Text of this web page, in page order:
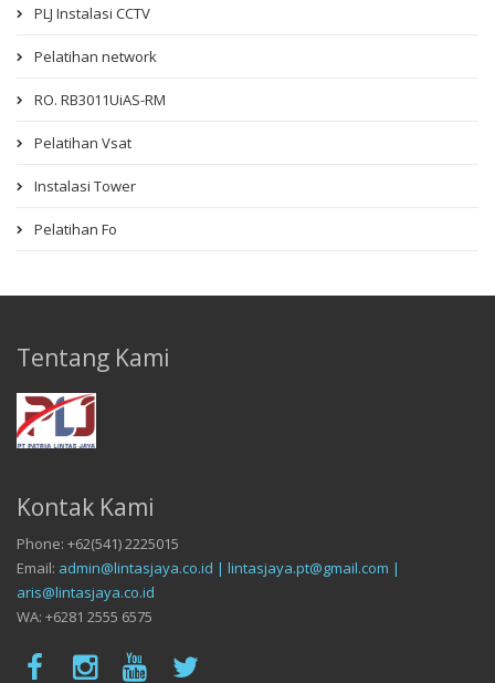
PLJ Instalasi CCTV
Pelatihan network
RO. RB3011UiAS-RM
Pelatihan Vsat
Instalasi Tower
Pelatihan Fo
Tentang Kami
Kontak Kami
Phone: +62(541) 2225015
Email: admin@lintasjaya.co.id | lintasjaya.pt@gmail.com |
aris@lintasjaya.co.id
WA: +6281 2555 6575